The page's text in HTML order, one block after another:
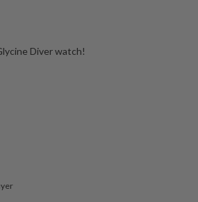
Diver watch!